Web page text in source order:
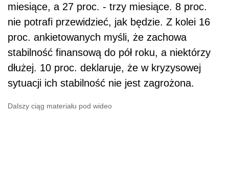
miesiące, a 27 proc. - trzy miesiące. 8 proc.
nie potrafi przewidzieć, jak będzie. Z kolei 16
proc. ankietowanych myśli, że zachowa
stabilność finansową do pół roku, a niektórzy
dłużej. 10 proc. deklaruje, że w kryzysowej
sytuacji ich stabilność nie jest zagrożona.
Dalszy ciąg materiału pod wideo